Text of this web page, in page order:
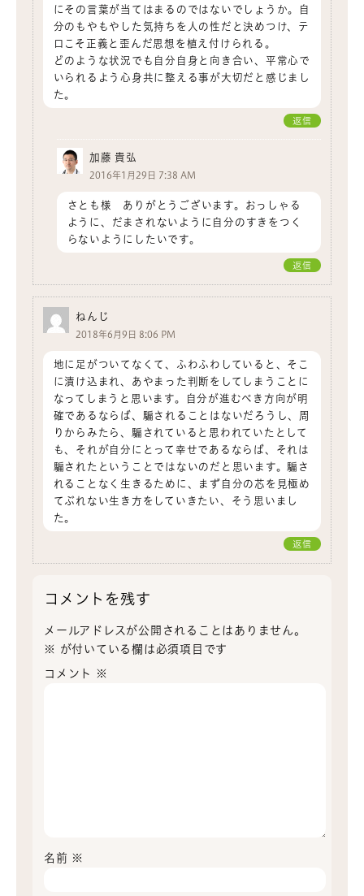
にその言葉が当てはまるのではないでしょうか。自
分のもやもやした気持ちを人の性だと決めつけ、テ
ロこそ正義と歪んだ思想を植え付けられる。
どのような状況でも自分自身と向き合い、平常心で
いられるよう心身共に整える事が大切だと感じまし
た。
返信
加藤 貴弘
2016年1月29日 7:38 AM
さとも様 ありがとうございます。おっしゃる
ように、だまされないように自分のすきをつく
らないようにしたいです。
返信
ねんじ
2018年6月9日 8:06 PM
地に足がついてなくて、ふわふわしていると、そこ
に漬け込まれ、あやまった判断をしてしまうことに
なってしまうと思います。自分が進むべき方向が明
確であるならば、騙されることはないだろうし、周
りからみたら、騙されていると思われていたとして
も、それが自分にとって幸せであるならば、それは
騙されたということではないのだと思います。騙さ
れることなく生きるために、まず自分の芯を見極め
てぶれない生き方をしていきたい、そう思いまし
た。
返信
コメントを残す
メールアドレスが公開されることはありません。
※
が付いている欄は必須項目です
コメント ※
名前 ※